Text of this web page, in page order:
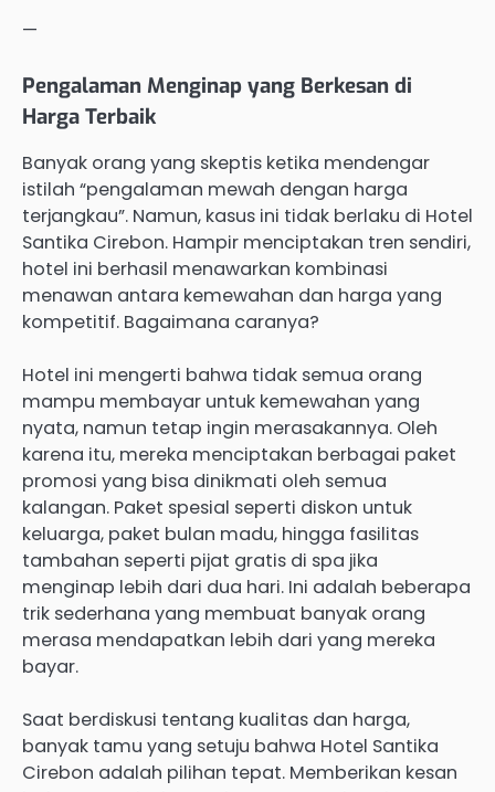
—
Pengalaman Menginap yang Berkesan di
Harga Terbaik
Banyak orang yang skeptis ketika mendengar
istilah “pengalaman mewah dengan harga
terjangkau”. Namun, kasus ini tidak berlaku di Hotel
Santika Cirebon. Hampir menciptakan tren sendiri,
hotel ini berhasil menawarkan kombinasi
menawan antara kemewahan dan harga yang
kompetitif. Bagaimana caranya?
Hotel ini mengerti bahwa tidak semua orang
mampu membayar untuk kemewahan yang
nyata, namun tetap ingin merasakannya. Oleh
karena itu, mereka menciptakan berbagai paket
promosi yang bisa dinikmati oleh semua
kalangan. Paket spesial seperti diskon untuk
keluarga, paket bulan madu, hingga fasilitas
tambahan seperti pijat gratis di spa jika
menginap lebih dari dua hari. Ini adalah beberapa
trik sederhana yang membuat banyak orang
merasa mendapatkan lebih dari yang mereka
bayar.
Saat berdiskusi tentang kualitas dan harga,
banyak tamu yang setuju bahwa Hotel Santika
Cirebon adalah pilihan tepat. Memberikan kesan